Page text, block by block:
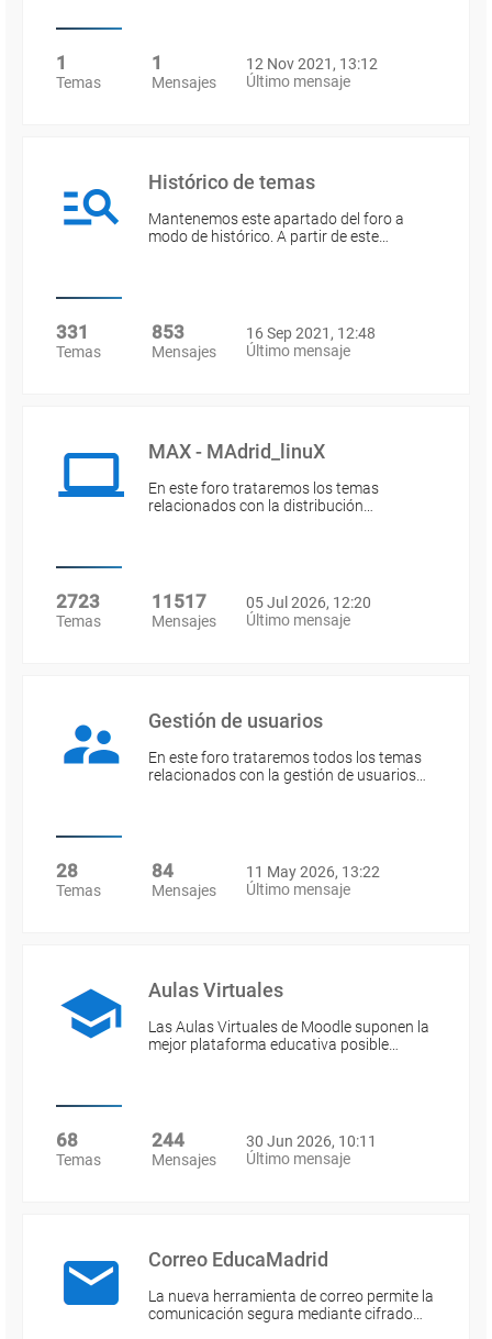
1
Temas
1
Mensajes
12 Nov 2021, 13:12
Último mensaje
Histórico de temas
Mantenemos este apartado del foro a
modo de histórico. A partir de este…
331
Temas
853
Mensajes
16 Sep 2021, 12:48
Último mensaje
MAX - MAdrid_linuX
En este foro trataremos los temas
relacionados con la distribución…
2723
Temas
11517
Mensajes
05 Jul 2026, 12:20
Último mensaje
Gestión de usuarios
En este foro trataremos todos los temas
relacionados con la gestión de usuarios…
28
Temas
84
Mensajes
11 May 2026, 13:22
Último mensaje
Aulas Virtuales
Las Aulas Virtuales de Moodle suponen la
mejor plataforma educativa posible…
68
Temas
244
Mensajes
30 Jun 2026, 10:11
Último mensaje
Correo EducaMadrid
La nueva herramienta de correo permite la
comunicación segura mediante cifrado…